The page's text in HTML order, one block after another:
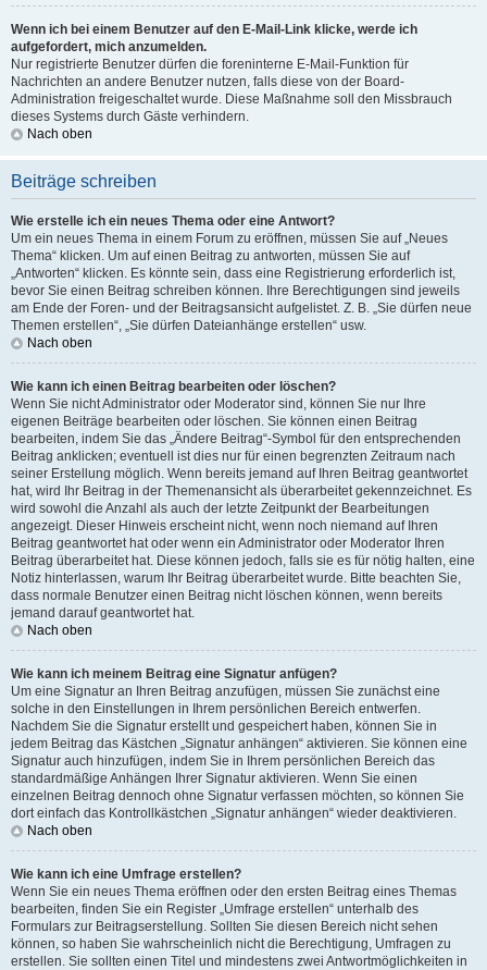
Wenn ich bei einem Benutzer auf den E-Mail-Link klicke, werde ich
aufgefordert, mich anzumelden.
Nur registrierte Benutzer dürfen die foreninterne E-Mail-Funktion für
Nachrichten an andere Benutzer nutzen, falls diese von der Board-
Administration freigeschaltet wurde. Diese Maßnahme soll den Missbrauch
dieses Systems durch Gäste verhindern.
Nach oben
Beiträge schreiben
Wie erstelle ich ein neues Thema oder eine Antwort?
Um ein neues Thema in einem Forum zu eröffnen, müssen Sie auf „Neues
Thema“ klicken. Um auf einen Beitrag zu antworten, müssen Sie auf
„Antworten“ klicken. Es könnte sein, dass eine Registrierung erforderlich ist,
bevor Sie einen Beitrag schreiben können. Ihre Berechtigungen sind jeweils
am Ende der Foren- und der Beitragsansicht aufgelistet. Z. B. „Sie dürfen neue
Themen erstellen“, „Sie dürfen Dateianhänge erstellen“ usw.
Nach oben
Wie kann ich einen Beitrag bearbeiten oder löschen?
Wenn Sie nicht Administrator oder Moderator sind, können Sie nur Ihre
eigenen Beiträge bearbeiten oder löschen. Sie können einen Beitrag
bearbeiten, indem Sie das „Ändere Beitrag“-Symbol für den entsprechenden
Beitrag anklicken; eventuell ist dies nur für einen begrenzten Zeitraum nach
seiner Erstellung möglich. Wenn bereits jemand auf Ihren Beitrag geantwortet
hat, wird Ihr Beitrag in der Themenansicht als überarbeitet gekennzeichnet. Es
wird sowohl die Anzahl als auch der letzte Zeitpunkt der Bearbeitungen
angezeigt. Dieser Hinweis erscheint nicht, wenn noch niemand auf Ihren
Beitrag geantwortet hat oder wenn ein Administrator oder Moderator Ihren
Beitrag überarbeitet hat. Diese können jedoch, falls sie es für nötig halten, eine
Notiz hinterlassen, warum Ihr Beitrag überarbeitet wurde. Bitte beachten Sie,
dass normale Benutzer einen Beitrag nicht löschen können, wenn bereits
jemand darauf geantwortet hat.
Nach oben
Wie kann ich meinem Beitrag eine Signatur anfügen?
Um eine Signatur an Ihren Beitrag anzufügen, müssen Sie zunächst eine
solche in den Einstellungen in Ihrem persönlichen Bereich entwerfen.
Nachdem Sie die Signatur erstellt und gespeichert haben, können Sie in
jedem Beitrag das Kästchen „Signatur anhängen“ aktivieren. Sie können eine
Signatur auch hinzufügen, indem Sie in Ihrem persönlichen Bereich das
standardmäßige Anhängen Ihrer Signatur aktivieren. Wenn Sie einen
einzelnen Beitrag dennoch ohne Signatur verfassen möchten, so können Sie
dort einfach das Kontrollkästchen „Signatur anhängen“ wieder deaktivieren.
Nach oben
Wie kann ich eine Umfrage erstellen?
Wenn Sie ein neues Thema eröffnen oder den ersten Beitrag eines Themas
bearbeiten, finden Sie ein Register „Umfrage erstellen“ unterhalb des
Formulars zur Beitragserstellung. Sollten Sie diesen Bereich nicht sehen
können, so haben Sie wahrscheinlich nicht die Berechtigung, Umfragen zu
erstellen. Sie sollten einen Titel und mindestens zwei Antwortmöglichkeiten in